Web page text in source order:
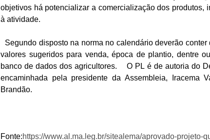
objetivos há potencializar a comercialização dos produtos,
à atividade.
valores sugeridos para venda, época de plantio, dentre
banco de dados dos agricultores.    O PL é de autoria do
encaminhada pela presidente da Assembleia, Iracema
Brandão.
Fonte:https://www.al.ma.leg.br/sitealema/aprovado-projeto-